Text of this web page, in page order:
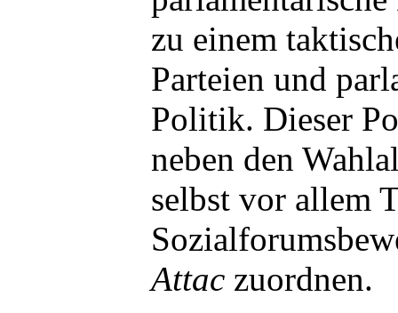
zu einem
Parteien und
Politik. Dieser
neben den
selbst vor allem
Attac zuordnen.